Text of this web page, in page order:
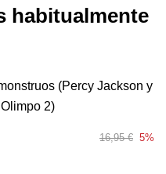
habitualmente
(Percy Jackson y
2)
16,95 € 5%